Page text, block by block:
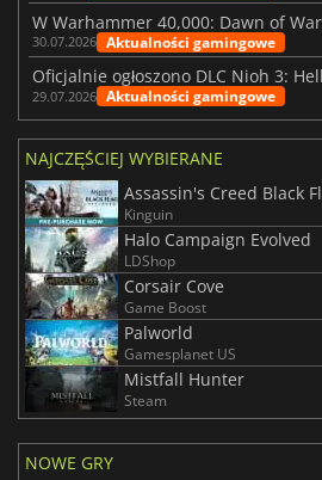
30.07.2026 Aktualności gamingowe
Oficjalnie ogłoszono DLC Nioh 3:
29.07.2026 Aktualności gamingowe
NAJCZĘŚCIEJ WYBIERANE
Assassin's Creed Black
Kinguin
Halo Campaign Evolved
LDShop
Corsair Cove
Game Boost
Palworld
Gamesplanet US
Mistfall Hunter
Steam
NOWE GRY